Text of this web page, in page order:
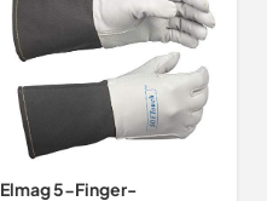
Elmag 5-Finger-